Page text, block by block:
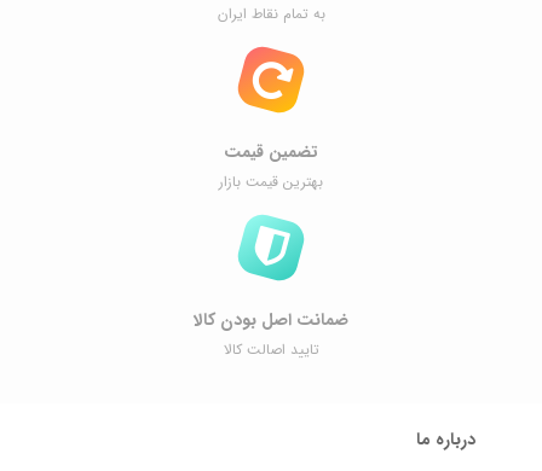
به تمام نقاط ایران
تضمین قیمت
بهترین قیمت بازار
ضمانت اصل ‌بودن کالا
تایید اصالت کالا
درباره ما